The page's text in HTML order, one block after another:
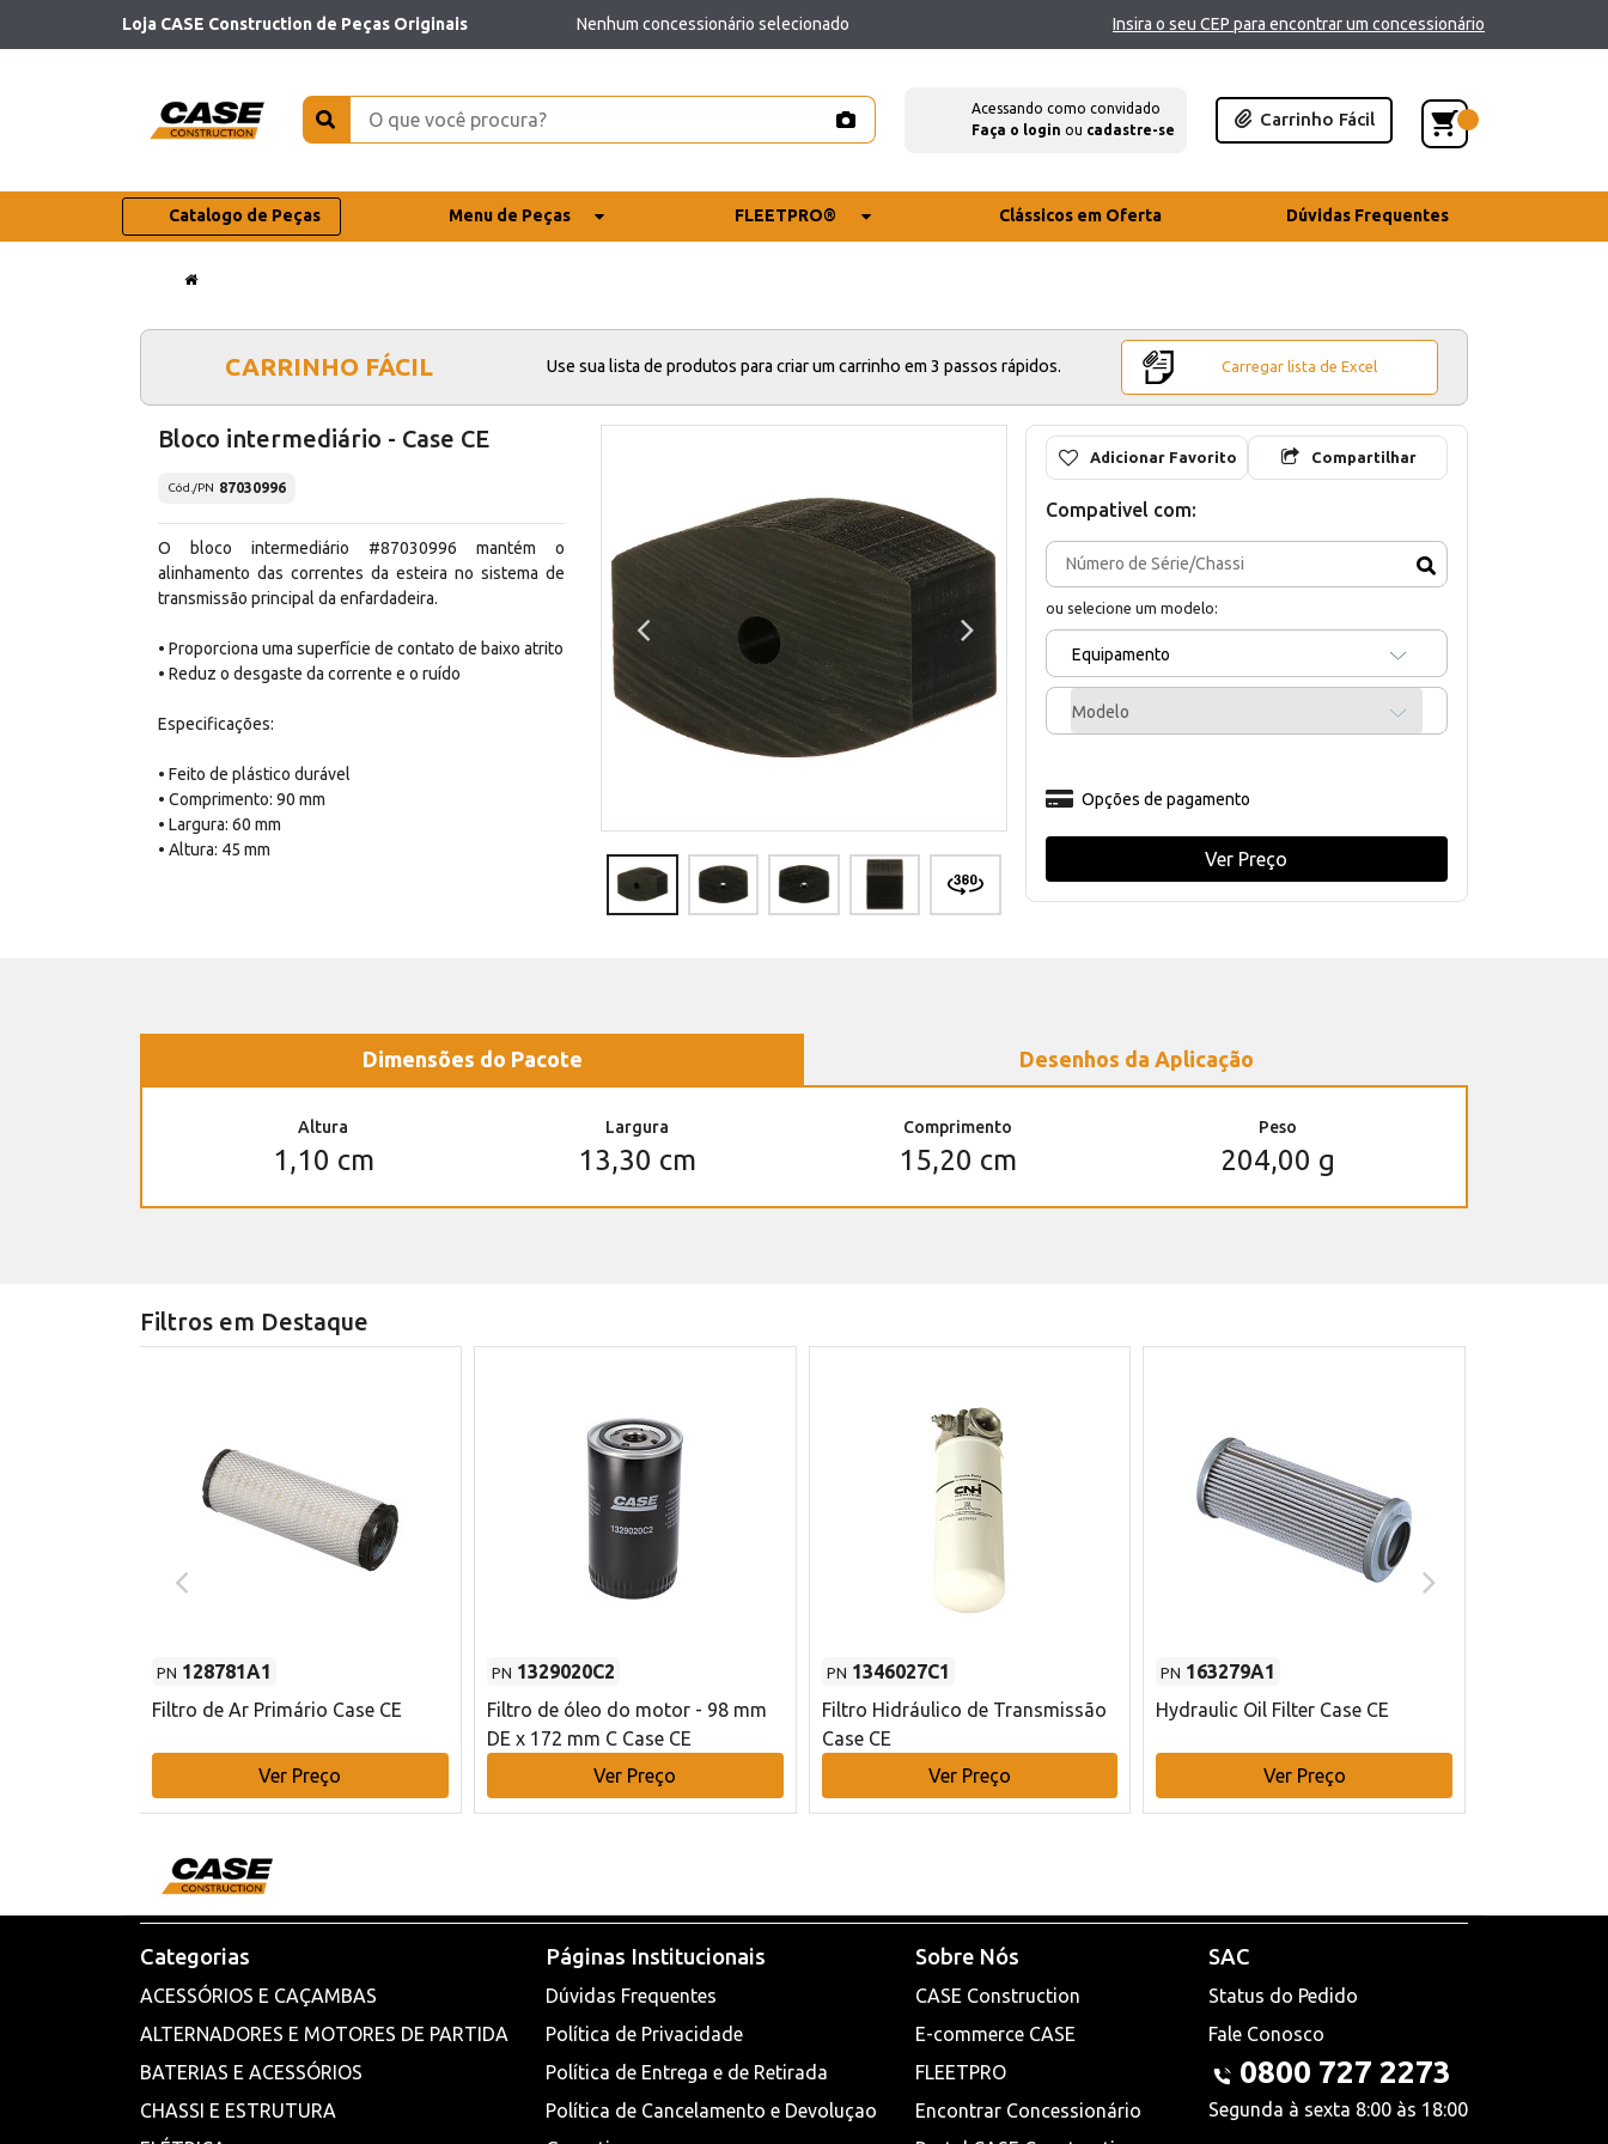
Loja CASE Construction de Peças Originais Nenhum concessionário selecionado Insira o seu CEP para encontrar um concessionário
Acessando como convidado
Faça o login ou cadastre-se
Carrinho Fácil
Catalogo de Peças Menu de Peças FLEETPRO® Clássicos em Oferta Dúvidas Frequentes
CARRINHO FÁCIL Use sua lista de produtos para criar um carrinho em 3 passos rápidos. Carregar lista de Excel
Bloco intermediário - Case CE
Cód./PN 87030996
O bloco intermediário #87030996 mantém o
alinhamento das correntes da esteira no sistema de
transmissão principal da enfardadeira.
• Proporciona uma superfície de contato de baixo atrito
• Reduz o desgaste da corrente e o ruído
Especificações:
• Feito de plástico durável
• Comprimento: 90 mm
• Largura: 60 mm
• Altura: 45 mm
Adicionar Favorito Compartilhar
Compativel com:
ou selecione um modelo:
Equipamento
Modelo
Opções de pagamento
Ver Preço
Dimensões do Pacote Desenhos da Aplicação
Altura
1,10 cm
Largura
13,30 cm
Comprimento
15,20 cm
Peso
204,00 g
Filtros em Destaque
PN 128781A1
Filtro de Ar Primário Case CE
Ver Preço
PN 1329020C2
Filtro de óleo do motor - 98 mm
DE x 172 mm C Case CE
Ver Preço
PN 1346027C1
Filtro Hidráulico de Transmissão
Case CE
Ver Preço
PN 163279A1
Hydraulic Oil Filter Case CE
Ver Preço
Categorias
ACESSÓRIOS E CAÇAMBAS
ALTERNADORES E MOTORES DE PARTIDA
BATERIAS E ACESSÓRIOS
CHASSI E ESTRUTURA
Páginas Institucionais
Dúvidas Frequentes
Política de Privacidade
Política de Entrega e de Retirada
Política de Cancelamento e Devoluçao
Sobre Nós
CASE Construction
E-commerce CASE
FLEETPRO
Encontrar Concessionário
SAC
Status do Pedido
Fale Conosco
0800 727 2273
Segunda à sexta 8:00 às 18:00